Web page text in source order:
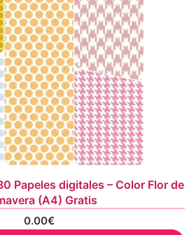
Papeles digitales – Color Flor de
(A4) Gratis
0.00€